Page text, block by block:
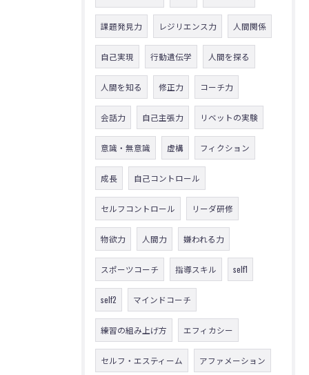
課題発見力 レジリエンス力 人間関係
自己実現 行動遺伝学 人間を探る
人間を知る 修正力 コーチ力
会話力 自己主張力 リベットの実験
意識・無意識 虚構 フィクション
成長 自己コントロール
セルフコントロール リーダ研修
物欲力 人間力 嫌われる力
スポーツコーチ 指導スキル self1
self2 マインドコーチ
練習の組み上げ方 エフィカシー
セルフ・エスティーム アファメーション